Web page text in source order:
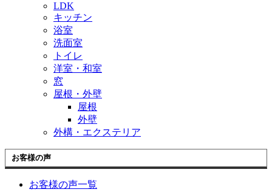
LDK
キッチン
浴室
洗面室
トイレ
洋室・和室
窓
屋根・外壁
屋根
外壁
外構・エクステリア
お客様の声
お客様の声一覧